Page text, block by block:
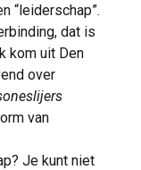
“leiderschap”.
dat is
kom uit Den
over
van
Je kunt niet